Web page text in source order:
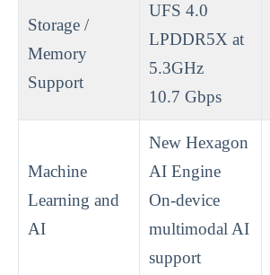
Storage /
Memory
Support
UFS 4.0
LPDDR5X at
5.3GHz
10.7 Gbps
Machine
Learning and
AI
New Hexagon
AI Engine
On-device
multimodal AI
support